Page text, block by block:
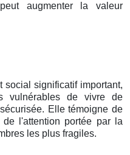
augmenter la valeur
social significatif important,
vulnérables de vivre de
Elle témoigne de
l'attention portée par la
les plus fragiles.